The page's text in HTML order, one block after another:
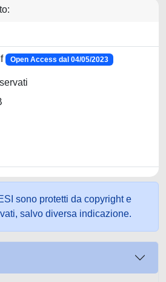
Open Access dal 04/05/2023
sono protetti da copyright e
salvo diversa indicazione.